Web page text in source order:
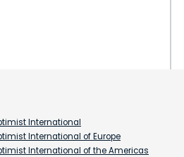
International
International of Europe
International of the Americas